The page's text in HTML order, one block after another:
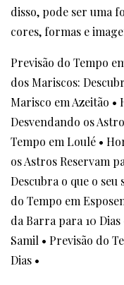
disso, pode ser uma
cores, formas e
Previsão do Tempo
dos Mariscos:
Marisco em Azeitão •
Desvendando os
Tempo em Loulé •
os Astros Reservam
Descubra o que o
do Tempo em
da Barra para 10 Dias
Samil • Previsão do
Dias •